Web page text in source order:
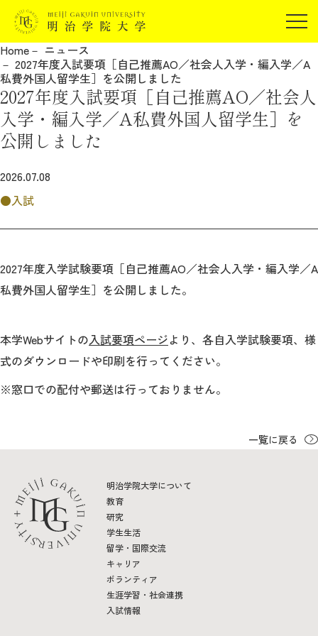
在学生の方
卒業生の方
保証人の方
企業・研究者の方
JP EN
受験生の方
報道関係の方
明治学院大学について
研究
学生生活
ボランティア
生涯学習・社会連携
入試情報サイト
Home
ニュース
2027年度入試要項［自己推薦AO／社会人入学・編入学／A
私費外国人留学生］を公開しました
2027年度入試要項［自己推薦AO／社会人
入学・編入学／A私費外国人留学生］を
公開しました
2026.07.08
入試
2027年度入学試験要項［自己推薦AO／社会人入学・編入学／A
私費外国人留学生］を公開しました。
本学Webサイトの入試要項ページより、各自入学試験要項、様
式のダウンロードや印刷を行ってください。
※窓口での配付や郵送は行っておりません。
一覧に戻る
明治学院大学について
教育
研究
学生生活
留学・国際交流
キャリア
ボランティア
生涯学習・社会連携
入試情報